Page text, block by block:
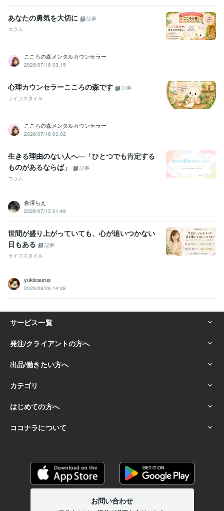
あなたの勇気を大切に
記事
コラム
こころの森メンタルカウンセラー
2026/07/18 03:15
心理カウンセラーこころの森です
記事
ライフスタイル
こころの森メンタルカウンセラー
2026/07/18 03:02
生きる理由のない人へ—「ひとつでも肯定する
ものがあるならば」
記事
コラム
倉澤ちえ
2026/07/13 01:49
世間が盛り上がっていても、心が追いつかない
日もある
記事
ライフスタイル
yukisaurus
2026/06/26 14:38